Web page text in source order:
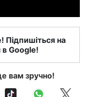
Підпишіться на
в Google!
вам зручно!